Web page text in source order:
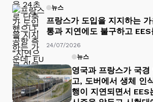
뉴스
프랑스가 도입을 지지하는
통과 지연에도 불구하고
24/07/2026
뉴스
영국과 프랑스가 국
고, 도버에서 생체 인
행이 지연되면서 EES